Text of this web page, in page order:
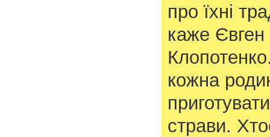
про їхні
каже Євген
кожна
страви.